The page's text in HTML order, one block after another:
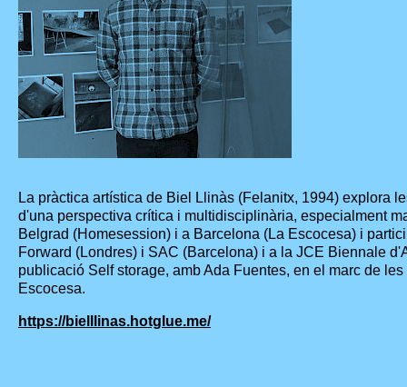
La pràctica artística de Biel Llinàs (Felanitx, 1994) explora
d'una perspectiva crítica i multidisciplinària, especialment
Belgrad (Homesession) i a Barcelona (La Escocesa) i
Forward (Londres) i SAC (Barcelona) i a la JCE Biennale
publicació Self storage, amb Ada Fuentes, en el marc de
Escocesa.
https://bielllinas.hotglue.me/